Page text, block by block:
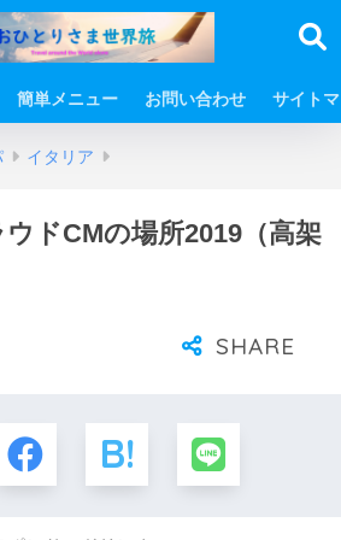
簡単メニュー お問い合わせ サイト
イタリア
ドCMの場所2019（高架